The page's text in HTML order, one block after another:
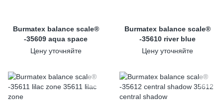
Burmatex balance scale®
-35609 aqua space
Цену уточняйте
Burmatex balance scale®
-35610 river blue
Цену уточняйте